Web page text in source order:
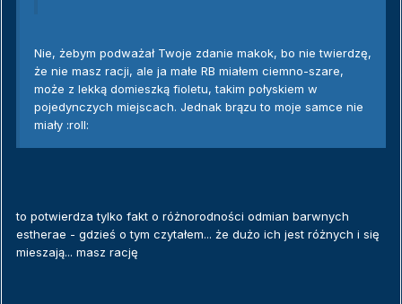
Nie, żebym podważał Twoje zdanie makok, bo nie twierdzę,
że nie masz racji, ale ja małe RB miałem ciemno-szare,
może z lekką domieszką fioletu, takim połyskiem w
pojedynczych miejscach. Jednak brązu to moje samce nie
miały :roll:
to potwierdza tylko fakt o różnorodności odmian barwnych
estherae - gdzieś o tym czytałem... że dużo ich jest różnych i się
mieszają... masz rację